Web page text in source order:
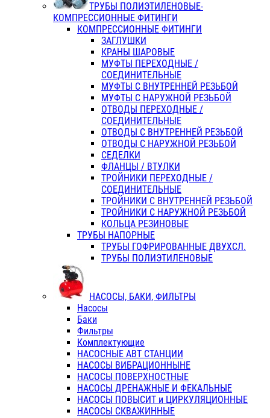
ТРУБЫ ПОЛИЭТИЛЕНОВЫЕ-
КОМПРЕССИОННЫЕ ФИТИНГИ
КОМПРЕССИОННЫЕ ФИТИНГИ
ЗАГЛУШКИ
КРАНЫ ШАРОВЫЕ
МУФТЫ ПЕРЕХОДНЫЕ /
СОЕДИНИТЕЛЬНЫЕ
МУФТЫ С ВНУТРЕННЕЙ РЕЗЬБОЙ
МУФТЫ С НАРУЖНОЙ РЕЗЬБОЙ
ОТВОДЫ ПЕРЕХОДНЫЕ /
СОЕДИНИТЕЛЬНЫЕ
ОТВОДЫ С ВНУТРЕННЕЙ РЕЗЬБОЙ
ОТВОДЫ С НАРУЖНОЙ РЕЗЬБОЙ
СЕДЕЛКИ
ФЛАНЦЫ / ВТУЛКИ
ТРОЙНИКИ ПЕРЕХОДНЫЕ /
СОЕДИНИТЕЛЬНЫЕ
ТРОЙНИКИ С ВНУТРЕННЕЙ РЕЗЬБОЙ
ТРОЙНИКИ С НАРУЖНОЙ РЕЗЬБОЙ
КОЛЬЦА РЕЗИНОВЫЕ
ТРУБЫ НАПОРНЫЕ
ТРУБЫ ГОФРИРОВАННЫЕ ДВУХСЛ.
ТРУБЫ ПОЛИЭТИЛЕНОВЫЕ
НАСОСЫ, БАКИ, ФИЛЬТРЫ
Насосы
Баки
Фильтры
Комплектующие
НАСОСНЫЕ АВТ СТАНЦИИ
НАСОСЫ ВИБРАЦИОННЫНЕ
НАСОСЫ ПОВЕРХНОСТНЫЕ
НАСОСЫ ДРЕНАЖНЫЕ И ФЕКАЛЬНЫЕ
НАСОСЫ ПОВЫСИТ и ЦИРКУЛЯЦИОННЫЕ
НАСОСЫ СКВАЖИННЫЕ